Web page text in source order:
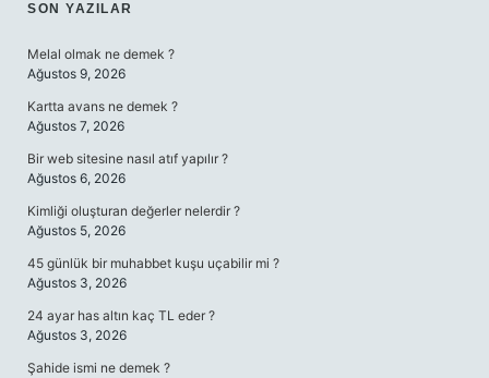
SIDEBAR
SON YAZILAR
Melal olmak ne demek ?
Ağustos 9, 2026
Kartta avans ne demek ?
Ağustos 7, 2026
Bir web sitesine nasıl atıf yapılır ?
Ağustos 6, 2026
Kimliği oluşturan değerler nelerdir ?
Ağustos 5, 2026
45 günlük bir muhabbet kuşu uçabilir mi ?
Ağustos 3, 2026
24 ayar has altın kaç TL eder ?
Ağustos 3, 2026
Şahide ismi ne demek ?